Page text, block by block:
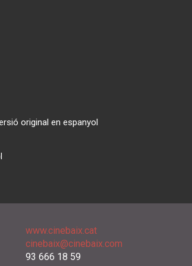
original en espanyol
www.cinebaix.cat
cinebaix@cinebaix.com
93 666 18 59